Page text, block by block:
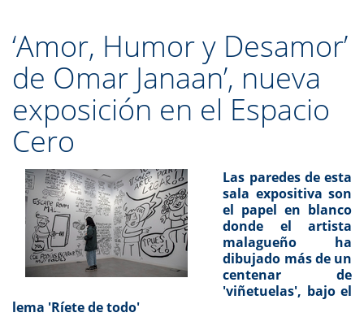
‘Amor, Humor y Desamor’
de Omar Janaan’, nueva
exposición en el Espacio
Cero
Las paredes de esta
sala expositiva son
el papel en blanco
donde el artista
malagueño ha
dibujado más de un
centenar de
'viñetuelas', bajo el
lema 'Ríete de todo'